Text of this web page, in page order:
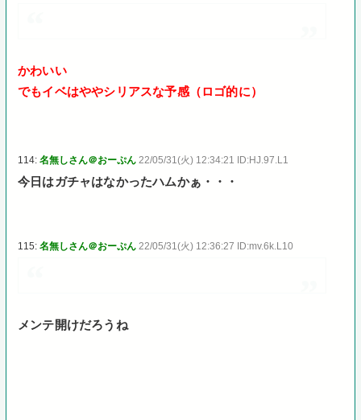
かわいい
でもイベはややシリアスな予感（ロゴ的に）
114:名無しさん＠おーぷん 22/05/31(火) 12:34:21 ID:HJ.97.L1
今日はガチャはなかったハムかぁ・・・
115:名無しさん＠おーぷん 22/05/31(火) 12:36:27 ID:mv.6k.L10
メンテ開けだろうね